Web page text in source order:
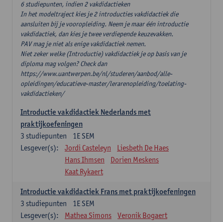
6 studiepunten, indien 2 vakdidactieken
In het modeltraject kies je 2 introducties vakdidactiek die
aansluiten bij je vooropleiding. Neem je maar één introductie
vakdidactiek, dan kies je twee verdiepende keuzevakken.
PAV mag je niet als enige vakdidactiek nemen.
Niet zeker welke (Introductie) vakdidactiek je op basis van je
diploma mag volgen? Check dan
https://www.uantwerpen.be/nl/studeren/aanbod/alle-
opleidingen/educatieve-master/lerarenopleiding/toelating-
vakdidactieken/
Introductie vakdidactiek Nederlands met
praktijkoefeningen
1E SEM
3 studiepunten
Lesgever(s):
Jordi Casteleyn
Liesbeth De Haes
Hans Ihmsen
Dorien Meskens
Kaat Rykaert
Introductie vakdidactiek Frans met praktijkoefeningen
1E SEM
3 studiepunten
Lesgever(s):
Mathea Simons
Veronik Bogaert